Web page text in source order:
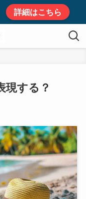
詳細はこちら
現する？